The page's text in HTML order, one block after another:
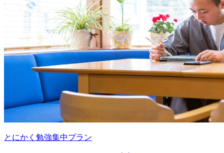
とにかく勉強集中プラン